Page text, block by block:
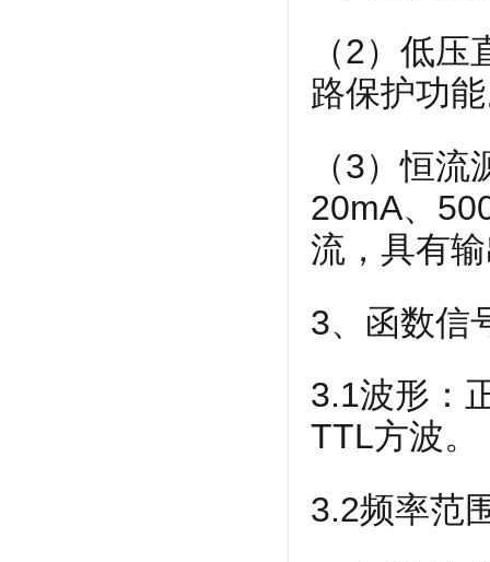
（2）低
路保护功
（3）恒
20mA、
流，具有
3、函数信
3.1波形：
TTL方波。
3.2频率范